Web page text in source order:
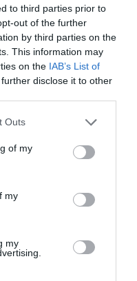
to third parties prior to
out of the further
by third parties on the
This information may
on the IAB’s List of
disclose it to other
one or more Google
You may click to
its third-party tags to
in below Google
Outs
of my
my
my
την
ΜμΕ και